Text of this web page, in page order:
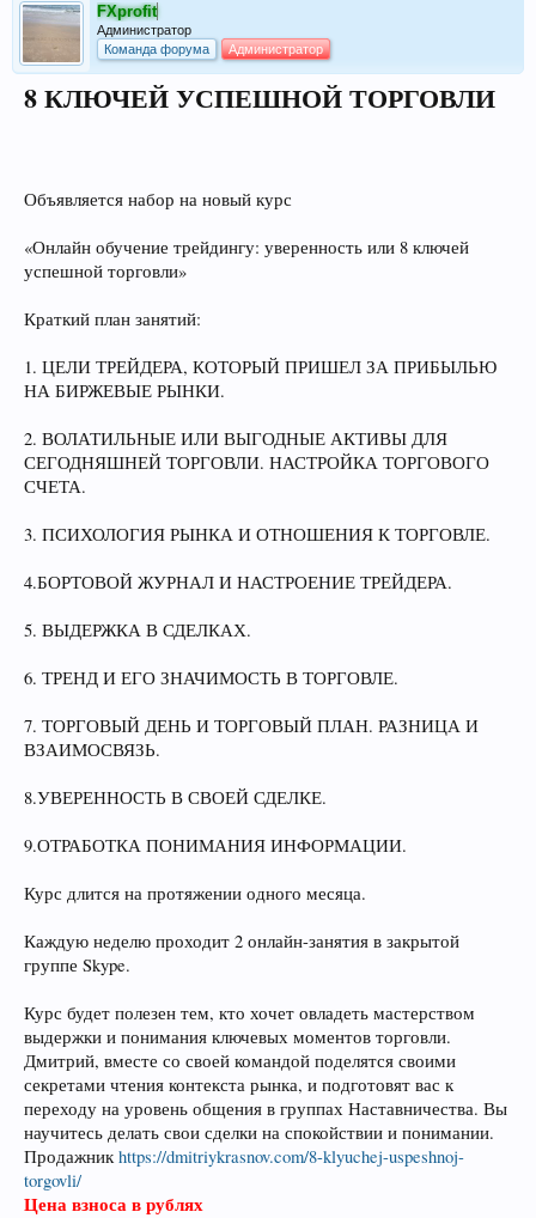
FXprofit
Администратор
Команда форума
Администратор
8 КЛЮЧЕЙ УСПЕШНОЙ ТОРГОВЛИ
Объявляется набор на новый курс
«Онлайн обучение трейдингу: уверенность или 8 ключей
успешной торговли»
Краткий план занятий:
1. ЦЕЛИ ТРЕЙДЕРА, КОТОРЫЙ ПРИШЕЛ ЗА ПРИБЫЛЬЮ
НА БИРЖЕВЫЕ РЫНКИ.
2. ВОЛАТИЛЬНЫЕ ИЛИ ВЫГОДНЫЕ АКТИВЫ ДЛЯ
СЕГОДНЯШНЕЙ ТОРГОВЛИ. НАСТРОЙКА ТОРГОВОГО
СЧЕТА.
3. ПСИХОЛОГИЯ РЫНКА И ОТНОШЕНИЯ К ТОРГОВЛЕ.
4.БОРТОВОЙ ЖУРНАЛ И НАСТРОЕНИЕ ТРЕЙДЕРА.
5. ВЫДЕРЖКА В СДЕЛКАХ.
6. ТРЕНД И ЕГО ЗНАЧИМОСТЬ В ТОРГОВЛЕ.
7. ТОРГОВЫЙ ДЕНЬ И ТОРГОВЫЙ ПЛАН. РАЗНИЦА И
ВЗАИМОСВЯЗЬ.
8.УВЕРЕННОСТЬ В СВОЕЙ СДЕЛКЕ.
9.ОТРАБОТКА ПОНИМАНИЯ ИНФОРМАЦИИ.
Курс длится на протяжении одного месяца.
Каждую неделю проходит 2 онлайн-занятия в закрытой
группе Skype.
Курс будет полезен тем, кто хочет овладеть мастерством
выдержки и понимания ключевых моментов торговли.
Дмитрий, вместе со своей командой поделятся своими
секретами чтения контекста рынка, и подготовят вас к
переходу на уровень общения в группах Наставничества. Вы
научитесь делать свои сделки на спокойствии и понимании.
Продажникhttps://dmitriykrasnov.com/8-klyuchej-uspeshnoj-
torgovli/
Цена взноса в рублях